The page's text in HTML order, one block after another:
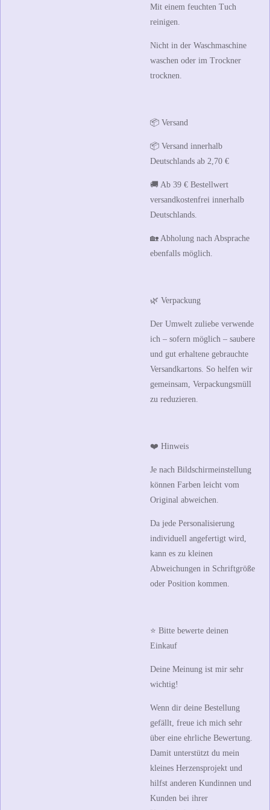
Mit einem feuchten Tuch
reinigen.
Nicht in der Waschmaschine
waschen oder im Trockner
trocknen.
📦 Versand
📦 Versand innerhalb
Deutschlands ab 2,70 €
🚚 Ab 39 € Bestellwert
versandkostenfrei innerhalb
Deutschlands.
🏡 Abholung nach Absprache
ebenfalls möglich.
🌿 Verpackung
Der Umwelt zuliebe verwende
ich – sofern möglich – saubere
und gut erhaltene gebrauchte
Versandkartons. So helfen wir
gemeinsam, Verpackungsmüll
zu reduzieren.
❤️ Hinweis
Je nach Bildschirmeinstellung
können Farben leicht vom
Original abweichen.
Da jede Personalisierung
individuell angefertigt wird,
kann es zu kleinen
Abweichungen in Schriftgröße
oder Position kommen.
⭐ Bitte bewerte deinen
Einkauf
Deine Meinung ist mir sehr
wichtig!
Wenn dir deine Bestellung
gefällt, freue ich mich sehr
über eine ehrliche Bewertung.
Damit unterstützt du mein
kleines Herzensprojekt und
hilfst anderen Kundinnen und
Kunden bei ihrer